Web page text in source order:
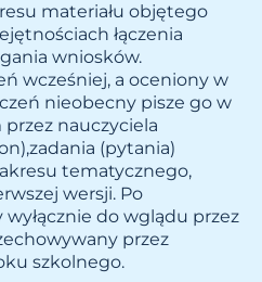
materiału objętego
łączenia
wniosków.
wcześniej, a oceniony w
nieobecny pisze go w
nauczyciela
(pytania)
tematycznego,
wersji. Po
do wglądu przez
przez
szkolnego.